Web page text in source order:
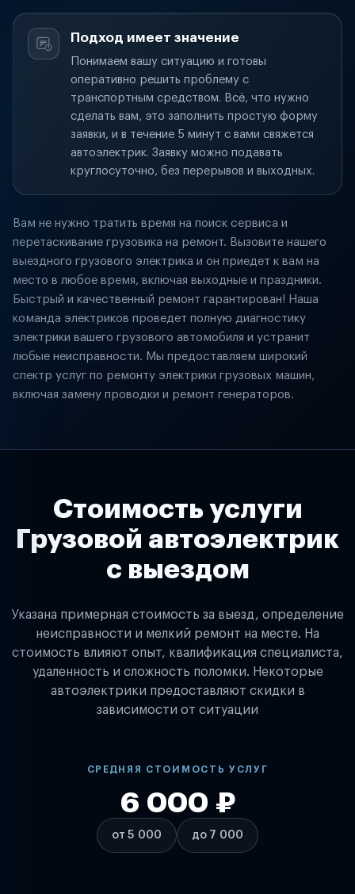
Подход имеет значение
Понимаем вашу ситуацию и готовы
оперативно решить проблему с
транспортным средством. Всё, что нужно
сделать вам, это заполнить простую форму
заявки, и в течение 5 минут с вами свяжется
автоэлектрик. Заявку можно подавать
круглосуточно, без перерывов и выходных.
Вам не нужно тратить время на поиск сервиса и
перетаскивание грузовика на ремонт. Вызовите нашего
выездного грузового электрика и он приедет к вам на
место в любое время, включая выходные и праздники.
Быстрый и качественный ремонт гарантирован! Наша
команда электриков проведет полную диагностику
электрики вашего грузового автомобиля и устранит
любые неисправности. Мы предоставляем широкий
спектр услуг по ремонту электрики грузовых машин,
включая замену проводки и ремонт генераторов.
Стоимость услуги
Грузовой автоэлектрик
с выездом
Указана примерная стоимость за выезд, определение
неисправности и мелкий ремонт на месте. На
стоимость влияют опыт, квалификация специалиста,
удаленность и сложность поломки. Некоторые
автоэлектрики предоставляют скидки в
зависимости от ситуации
СРЕДНЯЯ СТОИМОСТЬ УСЛУГ
от 5 000
6 000 ₽
до 7 000